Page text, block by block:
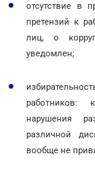
отсутствие в
претензий к
лиц, о
уведомлен;
работников:
нарушения
различной
вообще не